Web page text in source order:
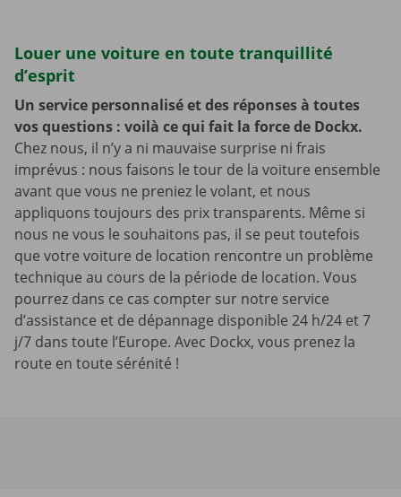
Louer une voiture en toute tranquillité
d’esprit
Un service personnalisé et des réponses à toutes
vos questions : voilà ce qui fait la force de Dockx.
Chez nous, il n’y a ni mauvaise surprise ni frais
imprévus : nous faisons le tour de la voiture ensemble
avant que vous ne preniez le volant, et nous
appliquons toujours des prix transparents. Même si
nous ne vous le souhaitons pas, il se peut toutefois
que votre voiture de location rencontre un problème
technique au cours de la période de location. Vous
pourrez dans ce cas compter sur notre service
d’assistance et de dépannage disponible 24 h/24 et 7
j/7 dans toute l’Europe. Avec Dockx, vous prenez la
route en toute sérénité !